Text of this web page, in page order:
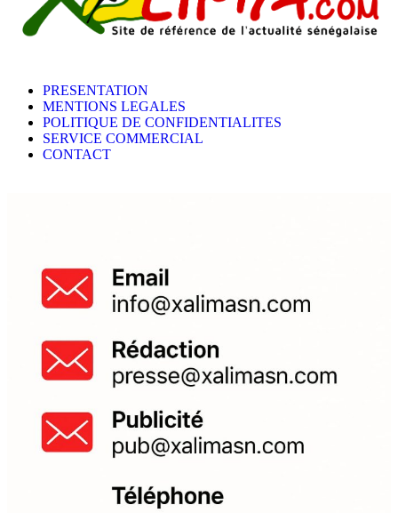
PRESENTATION
MENTIONS LEGALES
POLITIQUE DE CONFIDENTIALITES
SERVICE COMMERCIAL
CONTACT